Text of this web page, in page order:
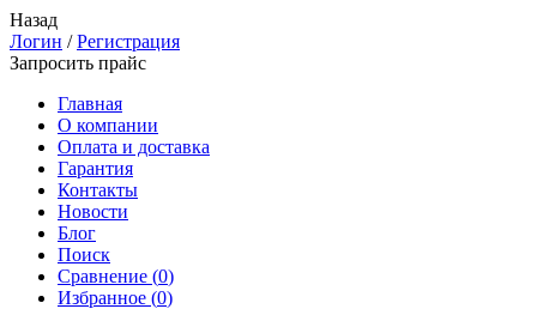
Назад
Логин /Регистрация
Запросить прайс
Главная
О компании
Оплата и доставка
Гарантия
Контакты
Новости
Блог
Поиск
Сравнение (0)
Избранное (0)